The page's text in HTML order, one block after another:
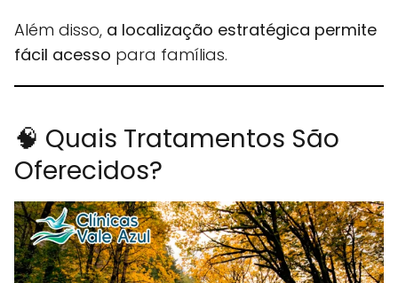
Além disso, a localização estratégica permite
fácil acesso para famílias.
🧠 Quais Tratamentos São
Oferecidos?